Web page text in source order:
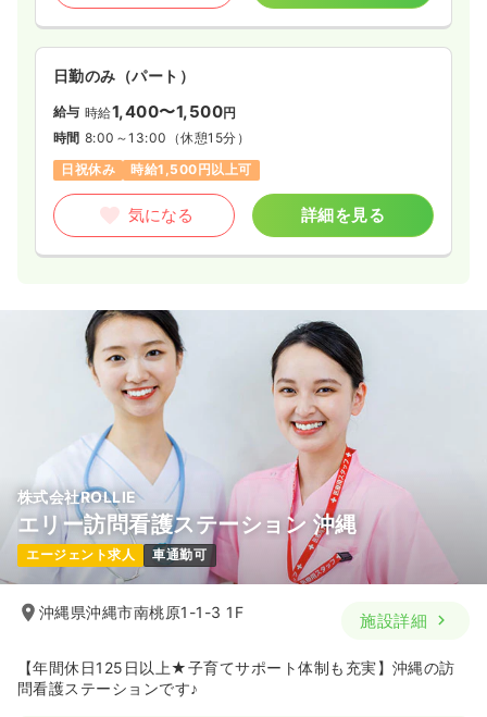
日勤のみ（パート）
給与 時給1,400〜1,500円
時間 8:00～13:00 （休憩15分）
日祝休み
時給1,500円以上可
気になる 詳細を見る
株式会社ROLLIE
エリー訪問看護ステーション 沖縄
エージェント求人 車通勤可
沖縄県沖縄市南桃原1-1-3 1F 施設詳細
【年間休日125日以上★子育てサポート体制も充実】沖縄の訪
問看護ステーションです♪